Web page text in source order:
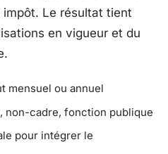
Le résultat tient
en vigueur et du
mensuel ou annuel
non-cadre, fonction publique
pour intégrer le